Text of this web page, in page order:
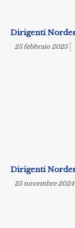
Dirigenti
25 febbraio 2025
Dirigenti
25 novembre 2024